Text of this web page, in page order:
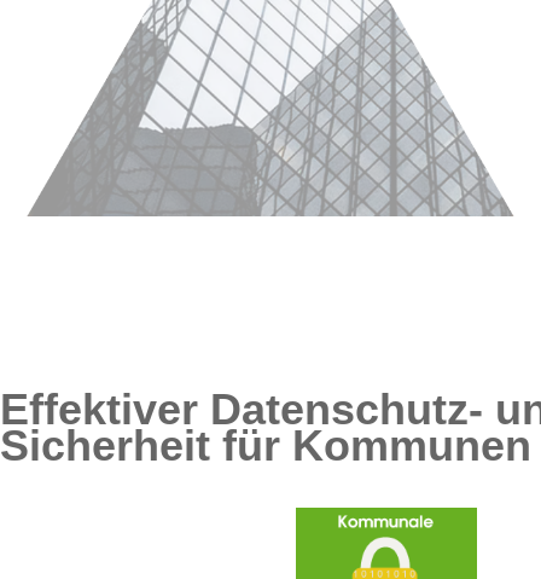
Effektiver Datenschutz-
Sicherheit für Kommunen